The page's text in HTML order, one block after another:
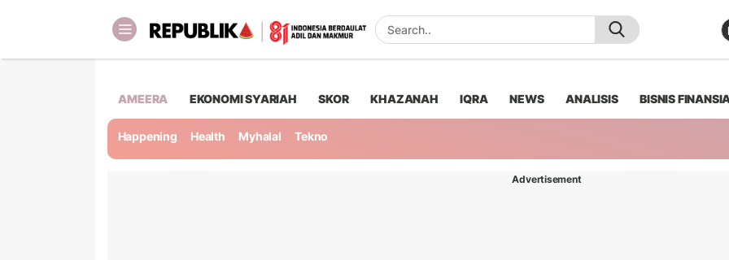
AMEERA EKONOMI SYARIAH SKOR KHAZANAH IQRA NEWS ANALISIS BISNIS
Happening Health Myhalal Tekno
Advertisement